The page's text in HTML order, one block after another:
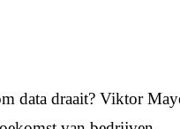
data draait? Viktor